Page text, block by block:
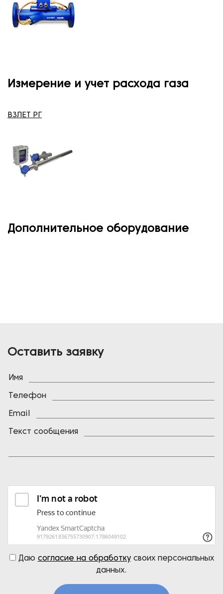
Измерение и учет расхода газа
ВЗЛЕТ РГ
Дополнительное оборудование
Оставить заявку
Имя
Телефон
Email
Текст сообщения
Даю согласие на обработкусвоих персональных
данных.